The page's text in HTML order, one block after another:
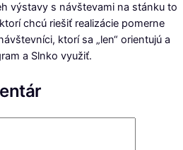
výstavy s návštevami na stánku to
chcú riešiť realizácie pomerne
ktorí sa „len“ orientujú a
a Slnko využiť.